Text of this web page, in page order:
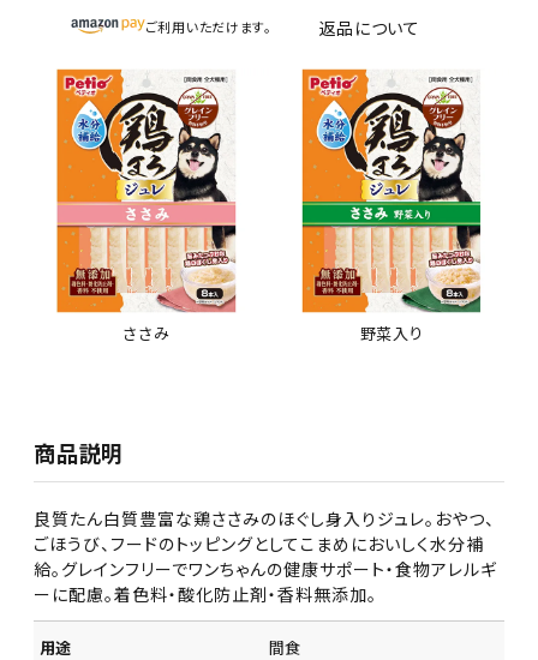
ご利用いただけます。 返品について
ささみ 野菜入り
商品説明
良質たん白質豊富な鶏ささみのほぐし身入りジュレ。おやつ、
ごほうび、フードのトッピングとしてこまめにおいしく水分補
給。グレインフリーでワンちゃんの健康サポート・食物アレルギ
ーに配慮。着色料・酸化防止剤・香料無添加。
用途 間食